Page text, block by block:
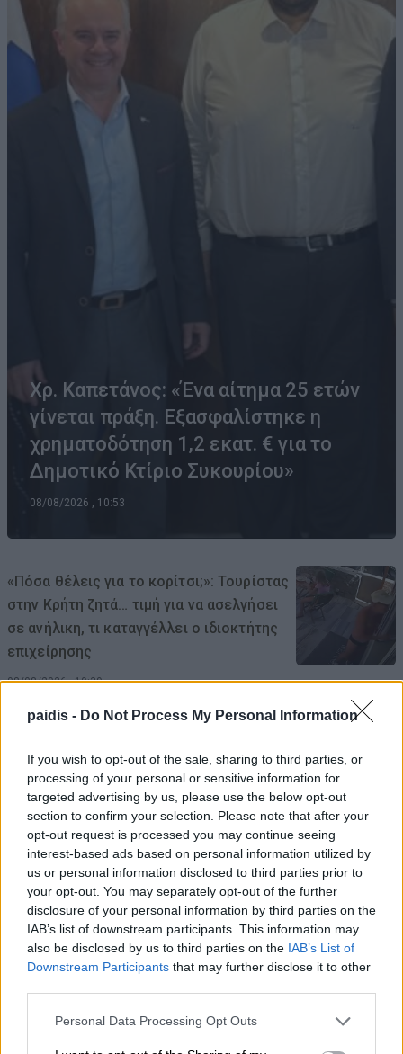
paidis - Do Not Process My Personal Information
If you wish to opt-out of the sale, sharing to third parties, or
processing of your personal or sensitive information for
targeted advertising by us, please use the below opt-out
section to confirm your selection. Please note that after your
opt-out request is processed you may continue seeing
interest-based ads based on personal information utilized by
us or personal information disclosed to third parties prior to
your opt-out. You may separately opt-out of the further
disclosure of your personal information by third parties on the
IAB’s list of downstream participants. This information may
also be disclosed by us to third parties on the IAB’s List of
Downstream Participants that may further disclose it to other
Personal Data Processing Opt Outs
Χρ. Καπετάνος: «Ένα αίτημα 25 ετών
γίνεται πράξη. Εξασφαλίστηκε η
χρηματοδότηση 1,2 εκατ. € για το
Δημοτικό Κτίριο Συκουρίου»
08/08/2026 , 10:53
«Πόσα θέλεις για το κορίτσι;»: Τουρίστας
στην Κρήτη ζητά… τιμή για να ασελγήσει
σε ανήλικη, τι καταγγέλλει ο ιδιοκτήτης
επιχείρησης
08/08/2026 , 10:39
μπαταρίες – Μεγάλη απώλεια για τις
μικρές επιχειρήσεις
08/08/2026 , 10:38
Κρούσμα λοίμωξης από τον ιο του Δυτ.
Νείλου στους Γόννους – Θα γίνει
ψεκασμός το βράδυ της Δευτέρας
08/08/2026 , 10:18
Αυγερινός επανέρχεται κατά Καρυστιανού
παραπληροφόρηση και προσωπικές
επιθέσεις